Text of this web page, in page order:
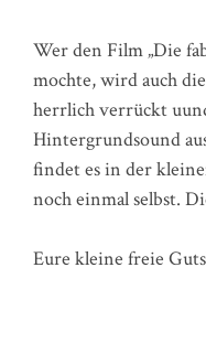
Wer den Film „Die
mochte, wird auch
herrlich verrückt
Hintergrundsound
findet es in der
noch einmal selbst.
Eure kleine freie